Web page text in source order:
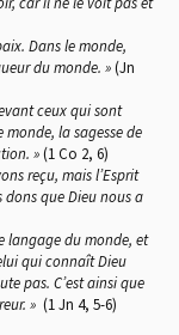
Dans le monde,
du monde. »(Jn
ceux qui sont
monde, la sagesse de
»(1 Co 2, 6)
reçu, mais l’Esprit
que Dieu nous a
langage du monde, et
qui connaît Dieu
pas. C’est ainsi que
» (1 Jn 4, 5-6)